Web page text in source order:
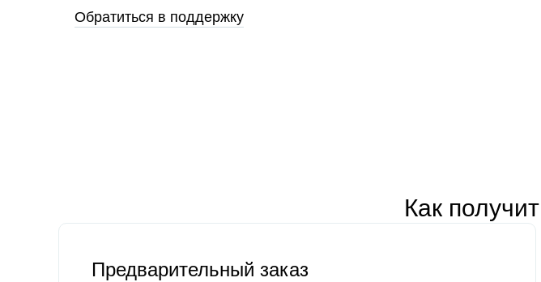
Обратиться в поддержку
Как
Предварительный заказ